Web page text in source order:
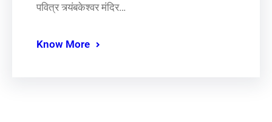
पवित्र त्र्यंबकेश्वर मंदिर…
Know More